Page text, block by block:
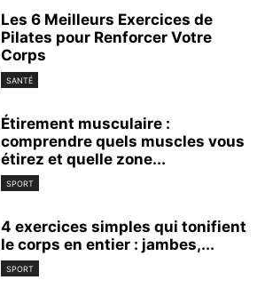
Les 6 Meilleurs Exercices de
Pilates pour Renforcer Votre
Corps
SANTÉ
Étirement musculaire :
comprendre quels muscles vous
étirez et quelle zone...
SPORT
4 exercices simples qui tonifient
le corps en entier : jambes,...
SPORT